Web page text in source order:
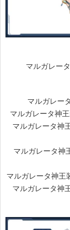
マルガレー
マルガレー
マルガレータ神
マルガレータ
マルガレータ
マルガレータ神
マルガレータ